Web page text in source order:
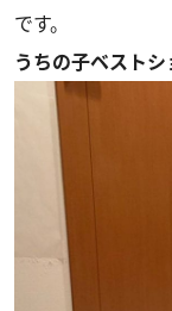
です。
うちの子ベスト